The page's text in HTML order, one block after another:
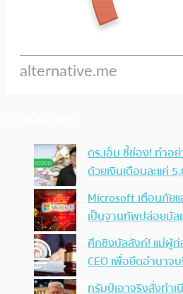
ดร.เอ็ม ชี้ช่อง! ทำอ
ด้วยเงินเดือนละแค่
Microsoft เตือนภัยแ
เป็นฐานทัพปล่อยมัล
ศึกชิงบัลลังก์! แม่ผู้ก่
CEO เพื่อยึดอำนาจ
ทรัมป์เอาจริง สั่งทำ